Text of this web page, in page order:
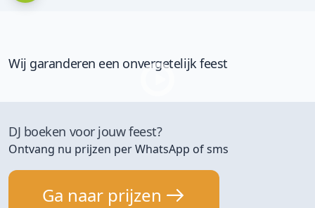
Wij garanderen een onvergetelijk feest
DJ boeken voor jouw feest?
Ontvang nu prijzen per WhatsApp of sms
Ga naar prijzen